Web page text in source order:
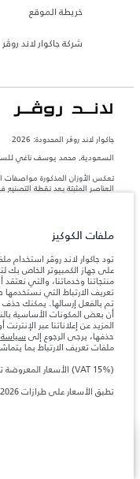
خريطة الموقع
شركة جاكوار لاند روڤر
جاكوار لاند روڨر المحدودة: 2026
السعودية, محمد يوسف ناغي
تعكس الأوزان المذكورة مواصفات
العناصر المثبتة بعد نقطة التصنيع
المعلومات والمواصفات
آخر، كما أنّها قد تتغير بدون إشعار
والتحقق من الأسعار.
ملاحظة مهمة حول الصور
في مواصفات تصميم السيارات
للغاية، ونتيجة لذلك، قد لا تمثّل
بالكامل بالنسبة إلى الميزات
سيتمكّن من تأكيد أي تقييدات
الأرقام المقدمة هي نتيجة
يتباين استهلك الوقود الفعلي
الأرقام بغرض المقارنة فحسب.
الأسعار تنطبق فقط على الطرازات
ملفات الكوكيز
تود جاكوار لاند روڤر استخدام
على جهاز الكمبيوتر الخاص بك
منتجاتنا وخدماتنا، والتي
تعريف الارتباط التي
تم بالفعل إرسالها. يمكنك حذف
أن بعض المكونات الأساسية
المزيد عن إعلاناتنا عبر
حذفها، يرجى الرجوع إلى
ملفات تعريف الارتباط بما
(VAT 15%) الأسعار المعروضة تشمل ضريبة القيمة المضافة.
تطبق الأسعار على طرازات 2026 فقط.‎